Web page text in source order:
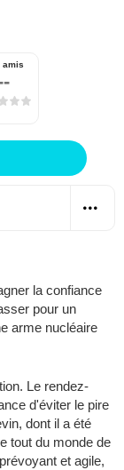
amis
la confiance
pour un
arme nucléaire
Le rendez-
d'éviter le pire
dont il a été
tout du monde de
et agile,